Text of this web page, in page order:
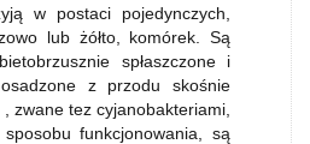
w postaci pojedynczych,
lub żółto, komórek. Są
spłaszczone i
z przodu skośnie
zwane tez cyjanobakteriami,
funkcjonowania, są